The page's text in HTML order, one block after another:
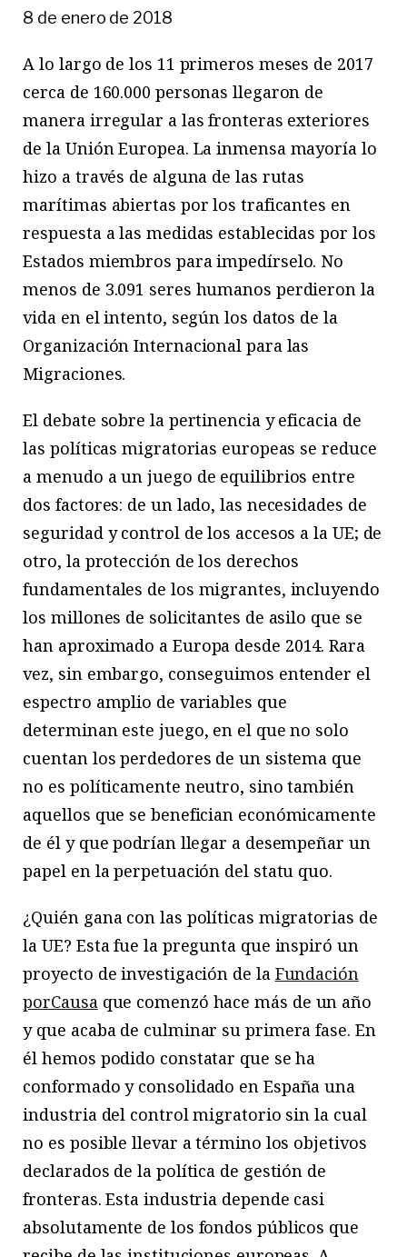
8 de enero de 2018
A lo largo de los 11 primeros meses de 2017
cerca de 160.000 personas llegaron de
manera irregular a las fronteras exteriores
de la Unión Europea. La inmensa mayoría lo
hizo a través de alguna de las rutas
marítimas abiertas por los traficantes en
respuesta a las medidas establecidas por los
Estados miembros para impedírselo. No
menos de 3.091 seres humanos perdieron la
vida en el intento, según los datos de la
Organización Internacional para las
Migraciones.
El debate sobre la pertinencia y eficacia de
las políticas migratorias europeas se reduce
a menudo a un juego de equilibrios entre
dos factores: de un lado, las necesidades de
seguridad y control de los accesos a la UE; de
otro, la protección de los derechos
fundamentales de los migrantes, incluyendo
los millones de solicitantes de asilo que se
han aproximado a Europa desde 2014. Rara
vez, sin embargo, conseguimos entender el
espectro amplio de variables que
determinan este juego, en el que no solo
cuentan los perdedores de un sistema que
no es políticamente neutro, sino también
aquellos que se benefician económicamente
de él y que podrían llegar a desempeñar un
papel en la perpetuación del statu quo.
¿Quién gana con las políticas migratorias de
la UE? Esta fue la pregunta que inspiró un
proyecto de investigación de la Fundación
porCausaque comenzó hace más de un año
y que acaba de culminar su primera fase. En
él hemos podido constatar que se ha
conformado y consolidado en España una
industria del control migratorio sin la cual
no es posible llevar a término los objetivos
declarados de la política de gestión de
fronteras. Esta industria depende casi
absolutamente de los fondos públicos que